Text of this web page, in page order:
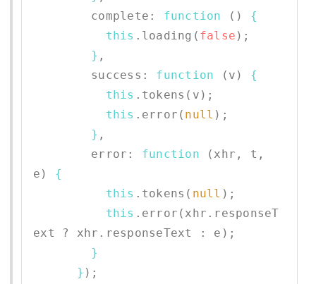
        complete:
function () {
this .loading( false );
} ,
        success:
function (v) {
this .tokens(v);
this .error( null );
} ,
        error:
function (xhr, t,
e) {
this .tokens( null );
this .error(xhr.responseT
ext ? xhr.responseText : e);
}
} );